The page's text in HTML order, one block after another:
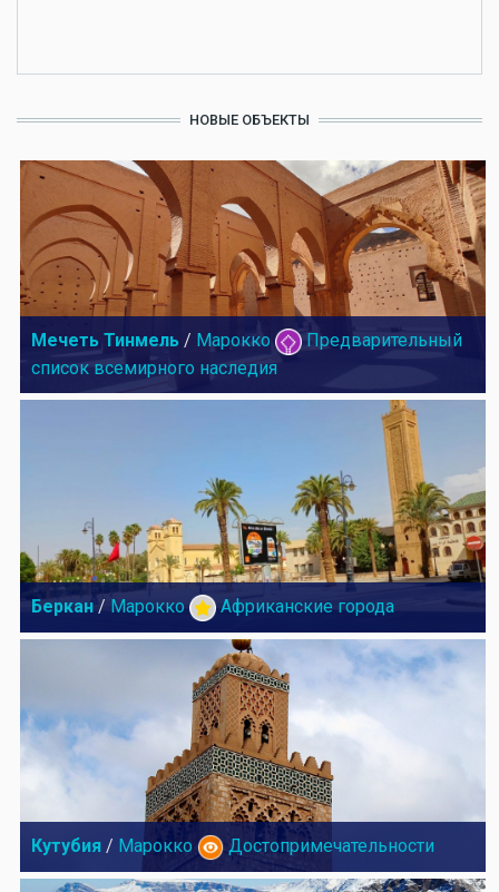
НОВЫЕ ОБЪЕКТЫ
Мечеть Тинмель / Марокко
Предварительный
список всемирного наследия
Беркан / Марокко Африканские города
Кутубия / Марокко Достопримечательности